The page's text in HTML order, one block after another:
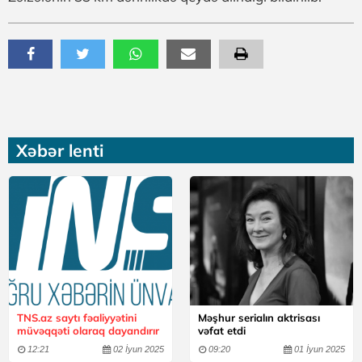
Xəbər lenti
TNS.az saytı fəaliyyətini
müvəqqəti olaraq dayandırır
12:21 02 İyun 2025
Məşhur serialın aktrisası
vəfat etdi
09:20 01 İyun 2025